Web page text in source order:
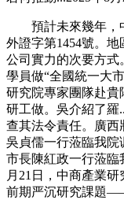
預計未來幾年，中
外證字第1454號。
公司實力的次要方式
學員做“全國統一大
研究院專家團隊赴貴
研工做。吳介紹了羅
查其法令責任。廣西
吳貞儒一行蒞臨我院
市長陳紅政一行蒞臨
月21日，中商產業
前期严沉研究課題